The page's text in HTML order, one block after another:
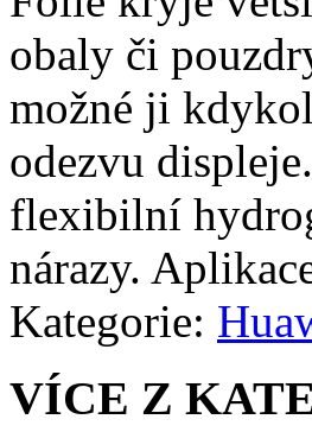
obaly či
možné ji
odezvu
flexibilní
nárazy.
Kategorie:
VÍCE Z